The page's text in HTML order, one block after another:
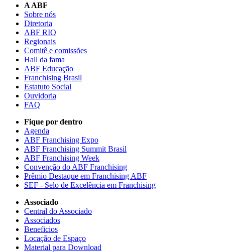
A ABF
Sobre nós
Diretoria
ABF RIO
Regionais
Comitê e comissões
Hall da fama
ABF Educação
Franchising Brasil
Estatuto Social
Ouvidoria
FAQ
Fique por dentro
Agenda
ABF Franchising Expo
ABF Franchising Summit Brasil
ABF Franchising Week
Convenção do ABF Franchising
Prêmio Destaque em Franchising ABF
SEF - Selo de Excelência em Franchising
Associado
Central do Associado
Associados
Beneficios
Locação de Espaço
Material para Download